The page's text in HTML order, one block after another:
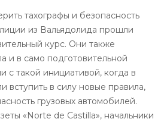
тахографы и безопасность
из Вальядолида прошли
курс. Они также
и в само подготовительной
с такой инициативой, когда в
вступить в силу новые правила,
грузовых автомобилей.
«Norte de Castilla», начальники